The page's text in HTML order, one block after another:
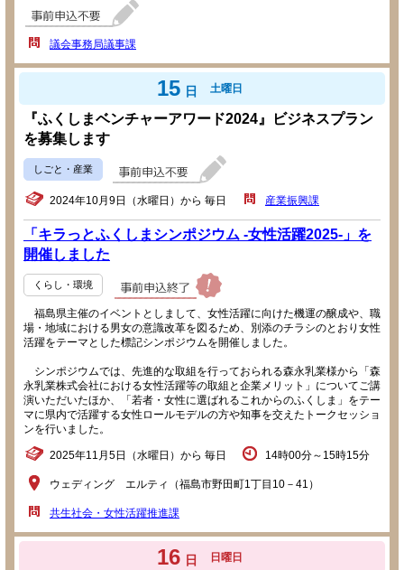
議会事務局議事課
15 日 土曜日
『ふくしまベンチャーアワード2024』ビジネスプラン
を募集します
しごと・産業
2024年10月9日（水曜日）から 毎日 産業振興課
「キラっとふくしまシンポジウム -女性活躍2025-」を
開催しました
くらし・環境
福島県主催のイベントとしまして、女性活躍に向けた機運の醸成や、職
場・地域における男女の意識改革を図るため、別添のチラシのとおり女性
活躍をテーマとした標記シンポジウムを開催しました。
シンポジウムでは、先進的な取組を行っておられる森永乳業様から「森
永乳業株式会社における女性活躍等の取組と企業メリット」についてご講
演いただいたほか、「若者・女性に選ばれるこれからのふくしま」をテー
マに県内で活躍する女性ロールモデルの方や知事を交えたトークセッショ
ンを行いました。
2025年11月5日（水曜日）から 毎日 14時00分～15時15分
ウェディング エルティ（福島市野田町1丁目10－41）
共生社会・女性活躍推進課
16 日 日曜日